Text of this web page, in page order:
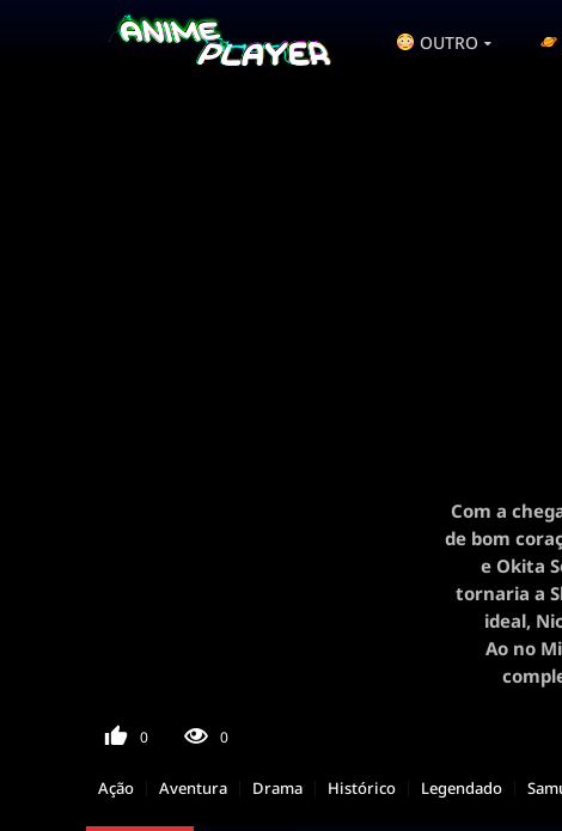
OUTRO
Com a
de bom
e Okita
tornaria a
ideal,
Ao no
0 0
Ação Aventura Drama Histórico Legendado